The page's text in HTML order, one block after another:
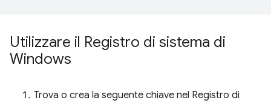
Utilizzare il Registro di sistema di
Windows
Trova o crea la seguente chiave nel Registro di